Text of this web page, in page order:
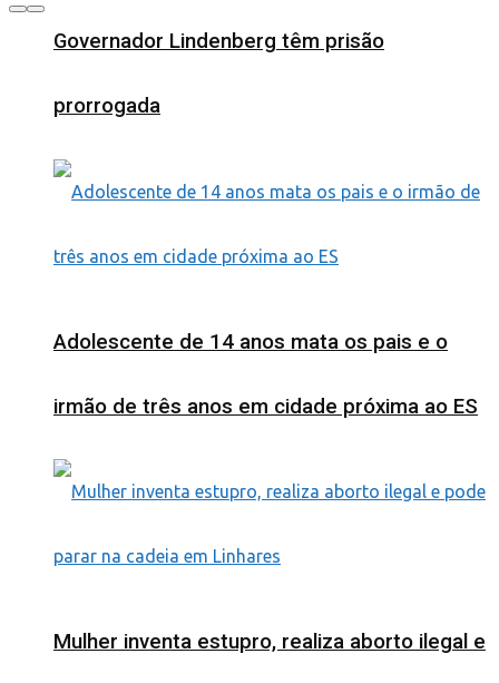
Governador Lindenberg têm prisão
prorrogada
Adolescente de 14 anos mata os pais e o
irmão de três anos em cidade próxima ao ES
Mulher inventa estupro, realiza aborto ilegal e